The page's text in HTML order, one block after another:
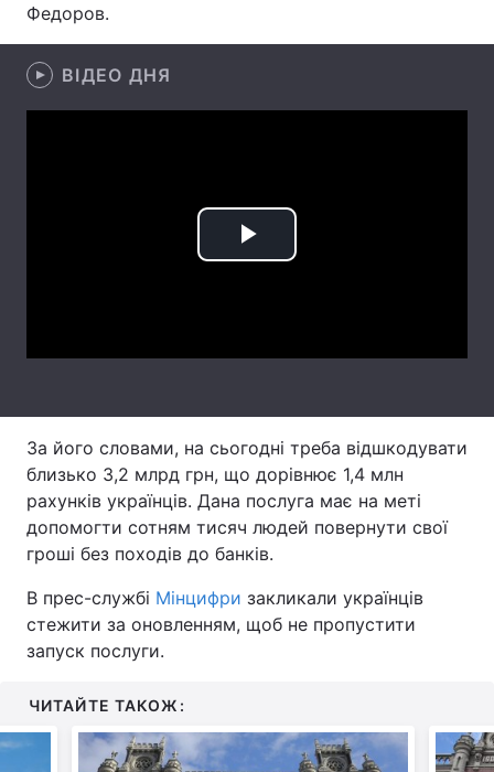
Цікавинки
Екологія
Лонгріди
Тема оформлення
Федоров.
ВІДЕО ДНЯ
Play
За його словами, на сьогодні треба відшкодувати
близько 3,2 млрд грн, що дорівнює 1,4 млн
рахунків українців. Дана послуга має на меті
допомогти сотням тисяч людей повернути свої
гроші без походів до банків.
В прес-службі Мінцифри закликали українців
стежити за оновленням, щоб не пропустити
запуск послуги.
ЧИТАЙТЕ ТАКОЖ: